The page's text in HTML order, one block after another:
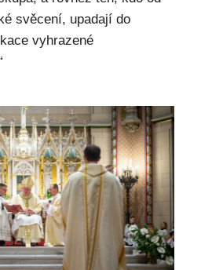
svěcení, upadají do
vyhrazené